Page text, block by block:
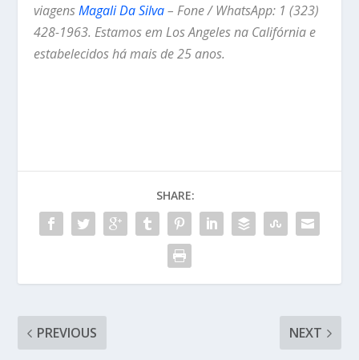
viagensMagali Da Silva– Fone / WhatsApp: 1 (323)
428-1963. Estamos em Los Angeles na Califórnia e
estabelecidos há mais de 25 anos.
SHARE:
PREVIOUS NEXT